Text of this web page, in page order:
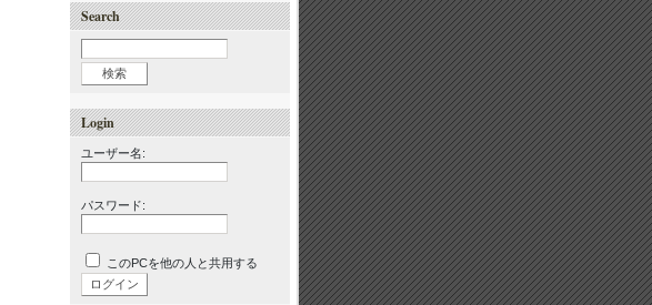
Search
Login
ユーザー名:
パスワード:
このPCを他の人と共用する